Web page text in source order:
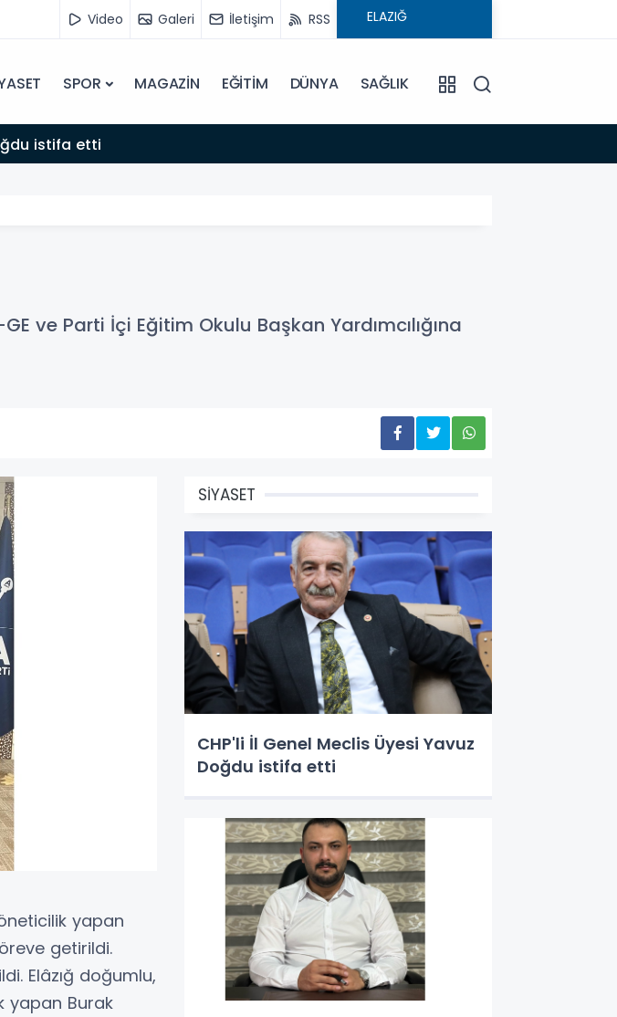
Video Galeri İletişim RSS
SPOR MAGAZİN EĞİTİM DÜNYA SAĞLIK
istifa etti
ve Parti İçi Eğitim Okulu Başkan Yardımcılığına
yapan
getirildi.
Elâzığ doğumlu,
yapan Burak
SİYASET
CHP'li İl Genel Meclis Üyesi Yavuz
Doğdu istifa etti